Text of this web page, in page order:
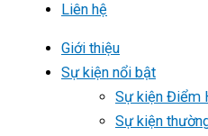
Liên hệ
Giới thiệu
Sự kiện nổi bật
Sự kiện Điểm
Sự kiện